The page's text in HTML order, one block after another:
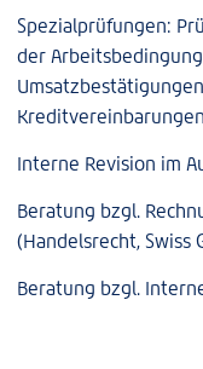
Spezialprüfungen:
der
Interne Revision im
Beratung bzgl.
(Handelsrecht, Swiss
Beratung bzgl.